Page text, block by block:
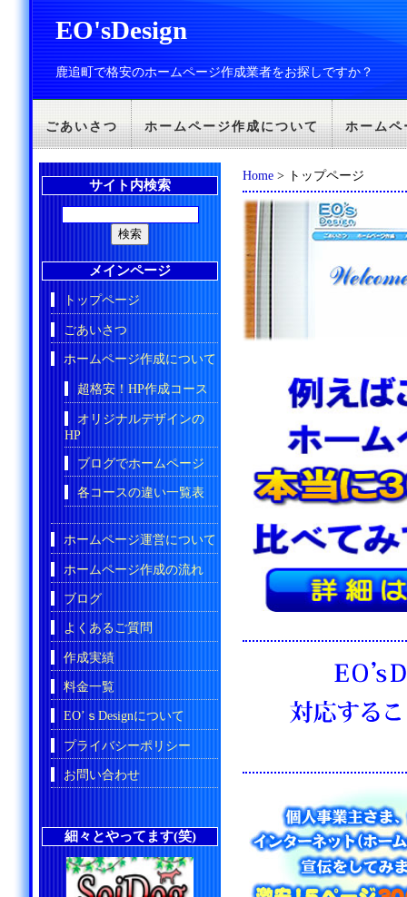
EO'sDesign
鹿追町で格安のホームページ作成業者をお探しですか？
ごあいさつ ホームページ作成について ホームペ
Home > トップページ
サイト内検索
メインページ
トップページ
ごあいさつ
ホームページ作成について
超格安！HP作成コース
オリジナルデザインの
HP
ブログでホームページ
各コースの違い一覧表
ホームページ運営について
ホームページ作成の流れ
ブログ
よくあるご質問
作成実績
料金一覧
EO’ｓDesignについて
プライバシーポリシー
お問い合わせ
細々とやってます(笑)